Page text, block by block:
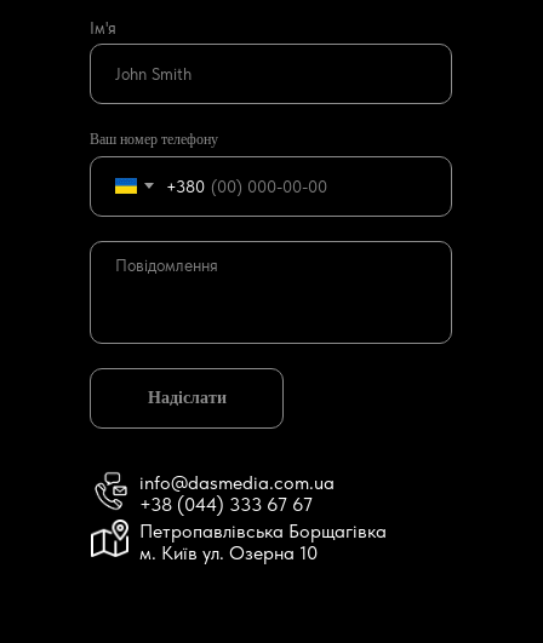
Ім'я
Ваш номер телефону
+380
Надіслати
Петропавлівська Борщагівка
м. Київ ул. Озерна 10
info@dasmedia.com.ua
+38 (044) 333 67 67